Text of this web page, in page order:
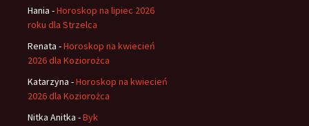
Hania -Horoskop na lipiec 2026
roku dla Strzelca
Renata -Horoskop na kwiecień
2026 dla Koziorożca
Katarzyna -Horoskop na kwiecień
2026 dla Koziorożca
Nitka Anitka -Byk